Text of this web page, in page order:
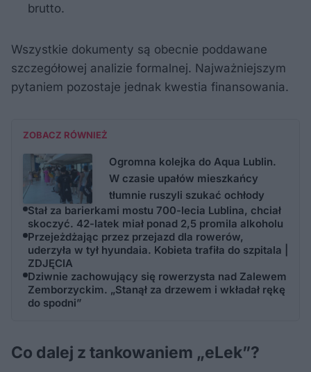
brutto.
Wszystkie dokumenty są obecnie poddawane
szczegółowej analizie formalnej. Najważniejszym
pytaniem pozostaje jednak kwestia finansowania.
ZOBACZ RÓWNIEŻ
Ogromna kolejka do Aqua Lublin.
W czasie upałów mieszkańcy
tłumnie ruszyli szukać ochłody
Stał za barierkami mostu 700-lecia Lublina, chciał
skoczyć. 42-latek miał ponad 2,5 promila alkoholu
Przejeżdżając przez przejazd dla rowerów,
uderzyła w tył hyundaia. Kobieta trafiła do szpitala |
ZDJĘCIA
Dziwnie zachowujący się rowerzysta nad Zalewem
Zemborzyckim. „Stanął za drzewem i wkładał rękę
do spodni”
Co dalej z tankowaniem „eLek”?